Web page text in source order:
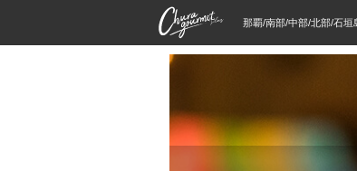
那覇/南部/中部/北部/石垣